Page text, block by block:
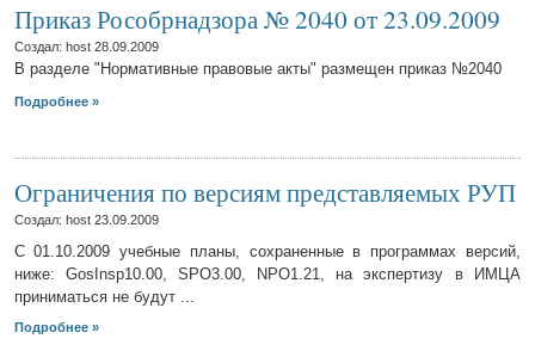
Приказ Рособрнадзора № 2040 от 23.09.2009
Создал: host 28.09.2009
В разделе "Нормативные правовые акты" размещен приказ №2040
Подробнее »
Ограничения по версиям представляемых РУП
Создал: host 23.09.2009
С 01.10.2009 учебные планы, сохраненные в программах версий,
ниже: GosInsp10.00, SPO3.00, NPO1.21, на экспертизу в ИМЦА
приниматься не будут ...
Подробнее »